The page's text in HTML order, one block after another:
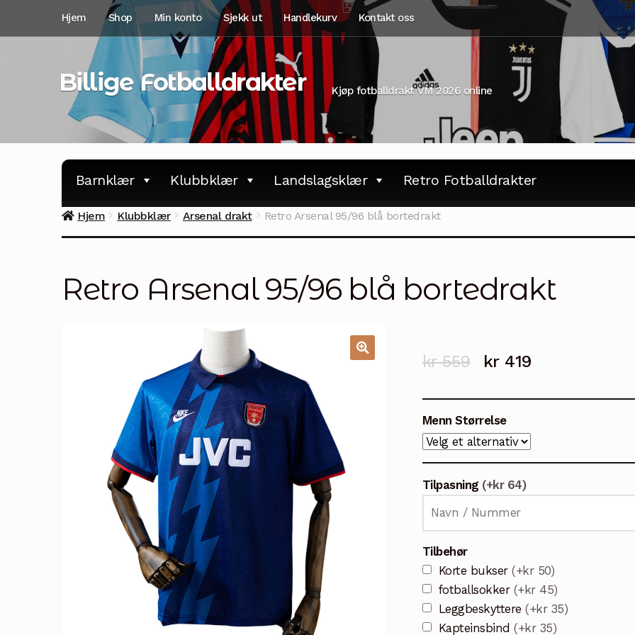
navigasjon
innhold
Hjem Shop Min konto Sjekk ut Handlekurv Kontakt oss
Billige Fotballdrakter Kjøp fotballdrakt VM 2026 online
Barnklær Klubbklær Landslagsklær Retro Fotballdrakter
Hjem Klubbklær Arsenal drakt Retro Arsenal 95/96 blå bortedrakt
Retro Arsenal 95/96 blå bortedrakt
kr559
Opprinnelig
var:
kr 559.
kr419Nåværende
Menn Størrelse
Tilpasning (+kr 64)
Tilbehør
Korte bukser(+kr 50)
fotballsokker (+kr 45)
Leggbeskyttere(+kr 35)
Kapteinsbind(+kr 35)